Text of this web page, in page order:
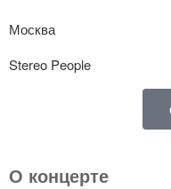
Москва
Stereo People
О концерте